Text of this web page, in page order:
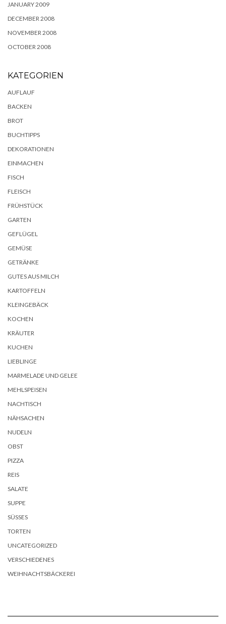
JANUARY 2009
DECEMBER 2008
NOVEMBER 2008
OCTOBER 2008
KATEGORIEN
AUFLAUF
BACKEN
BROT
BUCHTIPPS
DEKORATIONEN
EINMACHEN
FISCH
FLEISCH
FRÜHSTÜCK
GARTEN
GEFLÜGEL
GEMÜSE
GETRÄNKE
GUTES AUS MILCH
KARTOFFELN
KLEINGEBÄCK
KOCHEN
KRÄUTER
KUCHEN
LIEBLINGE
MARMELADE UND GELEE
MEHLSPEISEN
NACHTISCH
NÄHSACHEN
NUDELN
OBST
PIZZA
REIS
SALATE
SUPPE
SÜSSES
TORTEN
UNCATEGORIZED
VERSCHIEDENES
WEIHNACHTSBÄCKEREI